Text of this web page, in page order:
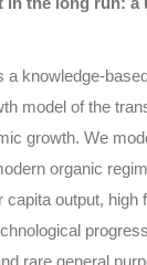
a knowledge-
model of the
growth. We
organic
capita output, high
rare general